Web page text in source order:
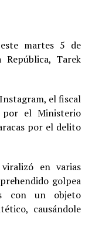
martes 5 de
Tarek
el fiscal
por el Ministerio
por el delito
en varias
golpea
con un objeto
causándole